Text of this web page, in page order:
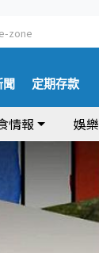
e-zone
定期存款
情報 娛樂